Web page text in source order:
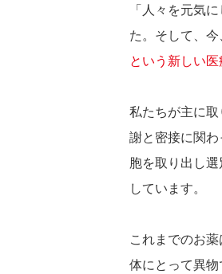
「人々を元気
た。そして、
という新しい医
私たちが主に
謝と密接に関
胞を取り出し
しています。
これまでのお
体にとって異